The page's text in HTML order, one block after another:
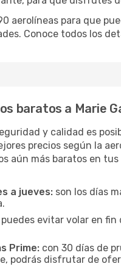
aerolíneas para que
Conoce todos los
baratos a Marie
y calidad es
precios según la
aún más baratos en
a jueves: son los días
puedes evitar volar en
Prime: con 30 días de
podrás disfrutar de